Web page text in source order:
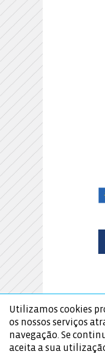
Utilizamos cookies
os nossos serviços
navegação. Se
aceita a sua